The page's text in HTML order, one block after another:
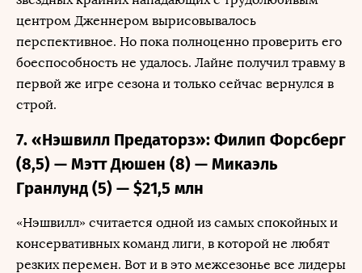
центром Дженнером вырисовывалось
перспективное. Но пока полноценно проверить его
боеспособность не удалось. Лайне получил травму в
первой же игре сезона и только сейчас вернулся в
строй.
7. «Нэшвилл Предаторз»: Филип Форсберг
(8,5) — Мэтт Дюшен (8) — Микаэль
Гранлунд (5) — $21,5 млн
«Нэшвилл» считается одной из самых спокойных и
консервативных команд лиги, в которой не любят
резких перемен. Вот и в это межсезонье все лидеры